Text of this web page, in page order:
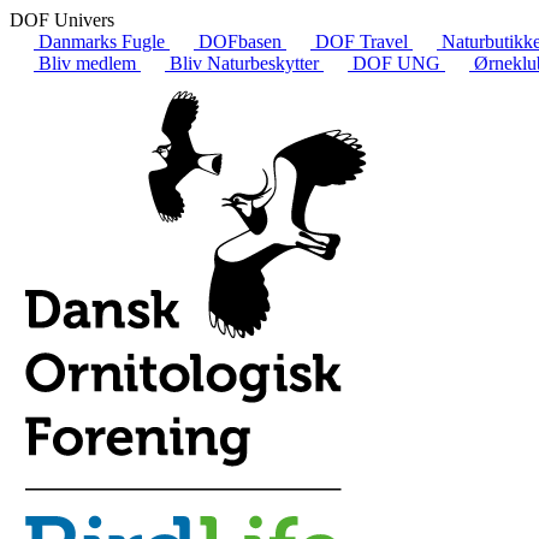
DOF Univers
Danmarks Fugle
DOFbasen DOF Travel
Bliv medlem
Bliv Naturbeskytter DOF UNG